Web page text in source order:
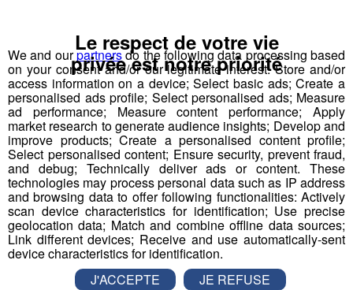
suite à l’impulsion et la récurrence média depuis 15 ans.
L’ambition ?
FABriquer la nouvelle perception du monde industriel
avec les jeunes comme acteurs et ambassadeurs de la
filière.
La méthode ?
Vulgariser l’industrie en la rendant ludiqueavec le
prétexte du robot : de la fabrication d’un robot par des
collégiens et lycéens sur plusieurs mois à leur
participation à une compétition apprenante de robots le
"First Tech Challenge" en points d’orgue, avec leur robot
We and ourpartnersdo the following data processing based
on your consent and/or our legitimate interest: Store and/or
access information on a device; Select basic ads; Create a
personalised ads profile; Select personalised ads; Measure
ad performance; Measure content performance; Apply
market research to generate audience insights; Develop and
improve products; Create a personalised content profile;
Select personalised content; Ensure security, prevent fraud,
and debug; Technically deliver ads or content. These
technologies may process personal data such as IP address
and browsing data to offer following functionalities: Actively
scan device characteristics for identification; Use precise
geolocation data; Match and combine offline data sources;
Link different devices; Receive and use automatically-sent
device characteristics for identification.
Le respect de votre vie
privée est notre priorité
J'ACCEPTE
JE REFUSE